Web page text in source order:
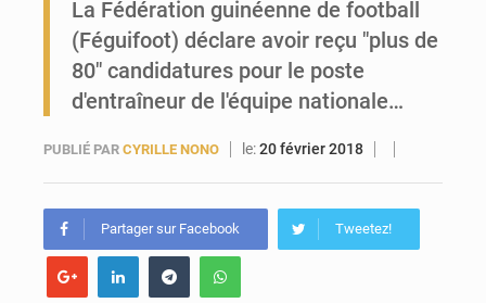
Forces Vives en Guinée : la coalition critique la gestion de Mamadi Doumbouya
La Fédération guinéenne de football
(Féguifoot) déclare avoir reçu "plus de
80" candidatures pour le poste
d'entraîneur de l'équipe nationale…
PUBLIÉ PAR CYRILLE NONO le:20 février 2018
Partager sur Facebook Tweetez!